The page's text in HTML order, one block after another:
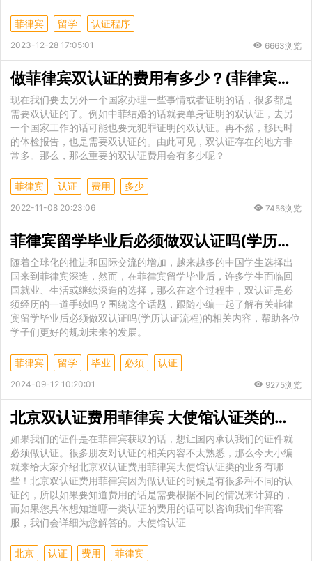
菲律宾 留学 认证程序
2023-12-28 17:05:01 6663浏览
做菲律宾双认证的费用有多少？(菲律宾双认证费用)
现在我们要去另外一个国家办理一些事情或者证明的话，很多都是
需要双认证的了。例如中菲结婚的话就要单身证明的双认证，去另
一个国家工作的话可能也要无犯罪证明的双认证。再不然，移民时
的体检报告，也是需要双认证的。由此可见，双认证存在的地方非
常多。那么，那么重要的双认证费用会有多少呢？
菲律宾 认证 费用 多少
2022-11-08 20:23:06 7456浏览
菲律宾留学毕业后必须做双认证吗(学历认证流程)
随着全球化的推进和国际交流的增加，越来越多的中国学生选择出
国来到菲律宾深造，然而，在菲律宾留学毕业后，许多学生面临回
国就业、生活或继续深造的选择，那么在这个过程中，双认证是必
须经历的一道手续吗？围绕这个话题，跟随小编一起了解有关菲律
宾留学毕业后必须做双认证吗(学历认证流程)的相关内容，帮助各位
学子们更好的规划未来的发展。
菲律宾 留学 毕业 必须 认证
2024-09-12 10:20:01 9275浏览
北京双认证费用菲律宾 大使馆认证类的业务有哪些
如果我们的证件是在菲律宾获取的话，想让国内承认我们的证件就
必须做认证。很多朋友对认证的相关内容不太熟悉，那么今天小编
就来给大家介绍北京双认证费用菲律宾大使馆认证类的业务有哪
些！北京双认证费用菲律宾因为做认证的时候是有很多种不同的认
证的，所以如果要知道费用的话是需要根据不同的情况来计算的，
而如果您具体想知道哪一类认证的费用的话可以咨询我们华商客
服，我们会详细为您解答的。大使馆认证
北京 认证 费用 菲律宾